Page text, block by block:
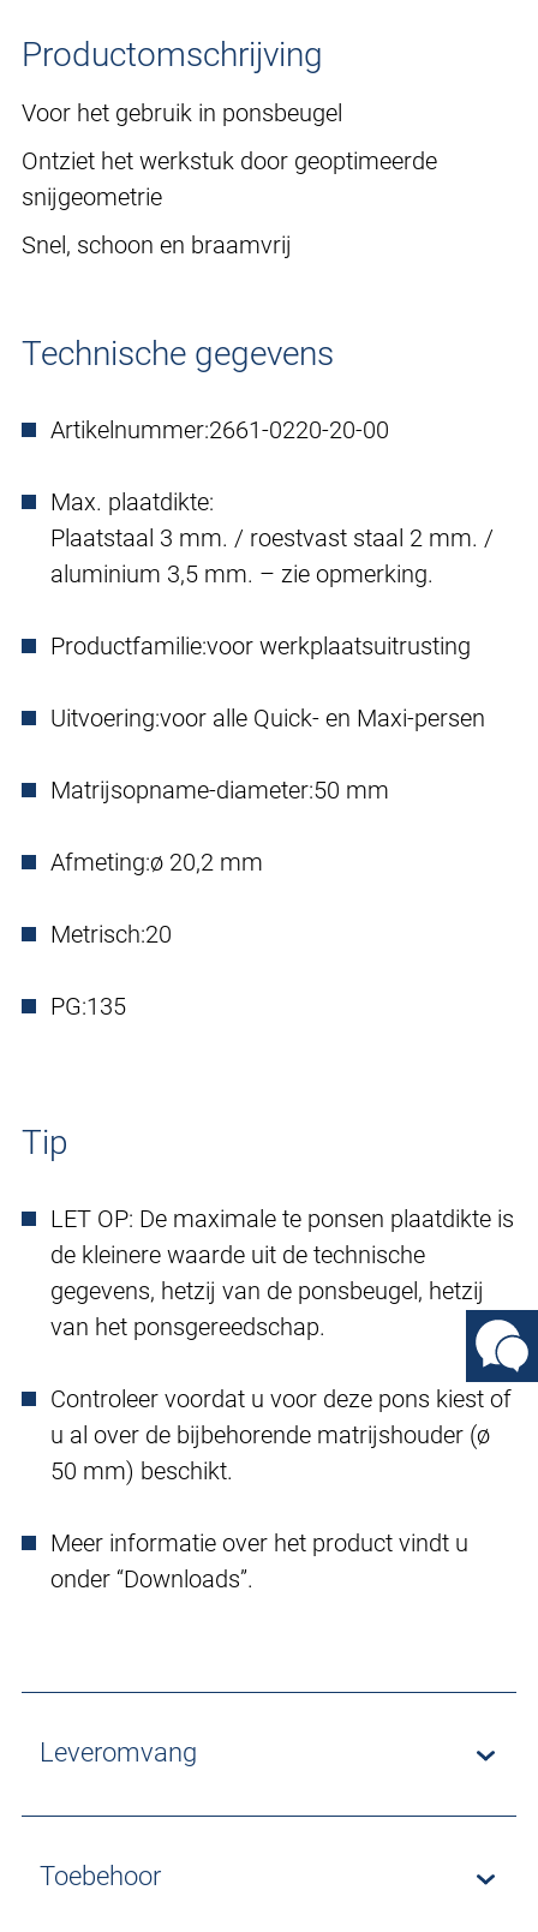
Productomschrijving
Voor het gebruik in ponsbeugel
Ontziet het werkstuk door geoptimeerde
snijgeometrie
Snel, schoon en braamvrij
Technische gegevens
Artikelnummer:2661-0220-20-00
Max. plaatdikte:
Plaatstaal 3 mm. / roestvast staal 2 mm. /
aluminium 3,5 mm. – zie opmerking.
Productfamilie:voor werkplaatsuitrusting
Uitvoering:voor alle Quick- en Maxi-persen
Matrijsopname-diameter:50 mm
Afmeting:ø 20,2 mm
Metrisch:20
PG:135
Tip
LET OP: De maximale te ponsen plaatdikte is
de kleinere waarde uit de technische
gegevens, hetzij van de ponsbeugel, hetzij
van het ponsgereedschap.
Controleer voordat u voor deze pons kiest of
u al over de bijbehorende matrijshouder (ø
50 mm) beschikt.
Meer informatie over het product vindt u
onder “Downloads”.
Leveromvang
Toebehoor